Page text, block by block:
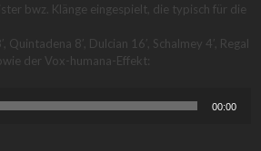
bwz. Klänge eingespielt, die typisch für die
Quintadena 8′, Dulcian 16′, Schalmey 4′, Regal
der Vox-humana-Effekt:
00:00